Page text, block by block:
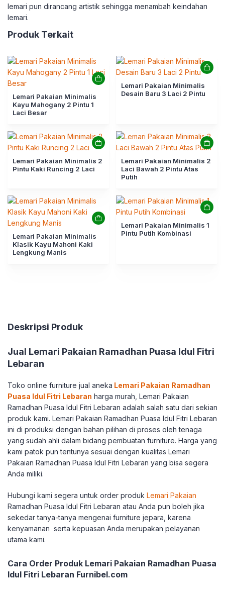
lemari pun dirancang artistik sehingga menambah keindahan
lemari.
Produk Terkait
Lemari Pakaian Minimalis
Kayu Mahogany 2 Pintu 1
Laci Besar
Lemari Pakaian Minimalis
Desain Baru 3 Laci 2 Pintu
Lemari Pakaian Minimalis 2
Pintu Kaki Runcing 2 Laci
Lemari Pakaian Minimalis 2
Laci Bawah 2 Pintu Atas
Putih
Lemari Pakaian Minimalis
Klasik Kayu Mahoni Kaki
Lengkung Manis
Lemari Pakaian Minimalis 1
Pintu Putih Kombinasi
Deskripsi Produk
Jual Lemari Pakaian Ramadhan Puasa Idul Fitri
Lebaran
Toko online furniture jual aneka Lemari Pakaian Ramadhan
Puasa Idul Fitri Lebaran harga murah, Lemari Pakaian
Ramadhan Puasa Idul Fitri Lebaran adalah salah satu dari sekian
produk kami. Lemari Pakaian Ramadhan Puasa Idul Fitri Lebaran
ini di produksi dengan bahan pilihan di proses oleh tenaga
yang sudah ahli dalam bidang pembuatan furniture. Harga yang
kami patok pun tentunya sesuai dengan kualitas Lemari
Pakaian Ramadhan Puasa Idul Fitri Lebaran yang bisa segera
Anda miliki.
Hubungi kami segera untuk order produk Lemari Pakaian
Ramadhan Puasa Idul Fitri Lebaran atau Anda pun boleh jika
sekedar tanya-tanya mengenai furniture jepara, karena
kenyamanan serta kepuasan Anda merupakan pelayanan
utama kami.
Cara Order Produk Lemari Pakaian Ramadhan Puasa
Idul Fitri Lebaran Furnibel.com